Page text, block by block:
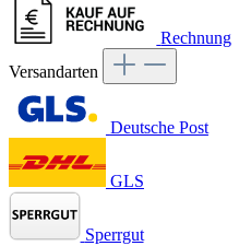
Rechnung
Versandarten
Deutsche Post
GLS
Sperrgut